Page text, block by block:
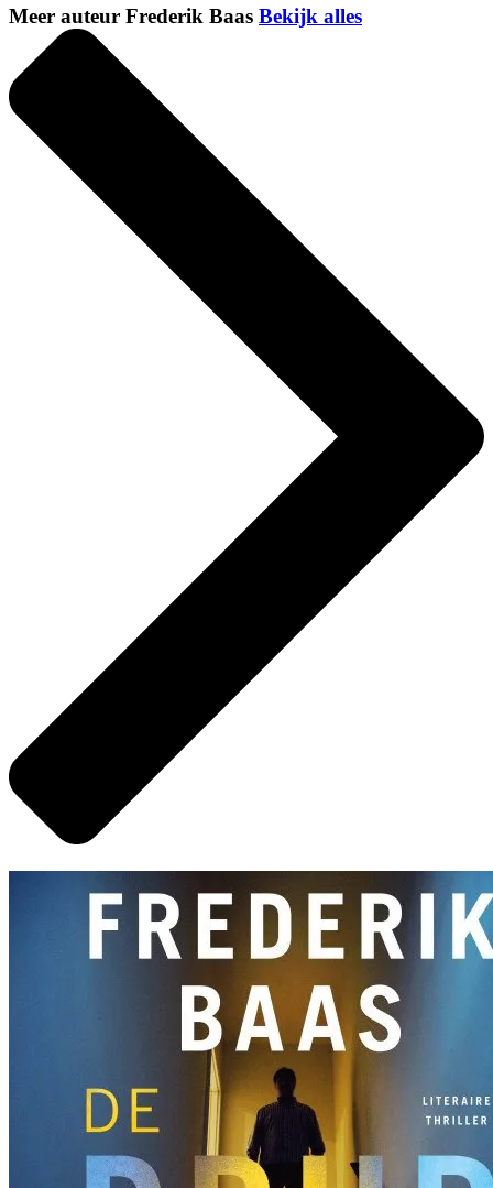
Meer auteur Frederik Baas Bekijk alles